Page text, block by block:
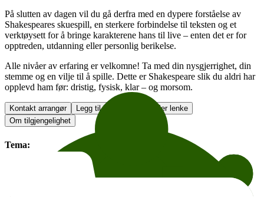
På slutten av dagen vil du gå derfra med en dypere forståelse av
Shakespeares skuespill, en sterkere forbindelse til teksten og et
verktøysett for å bringe karakterene hans til live – enten det er for
opptreden, utdanning eller personlig berikelse.
Alle nivåer av erfaring er velkomne! Ta med din nysgjerrighet, din
stemme og en vilje til å spille. Dette er Shakespeare slik du aldri har
opplevd ham før: dristig, fysisk, klar – og morsom.
Kontakt arrangør Legg til i kalender
Kopier lenke
Om tilgjengelighet
Tema:
Events in English
Kunst, musikk og teater